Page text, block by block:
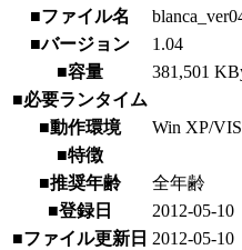
■ファイル名
■バージョン
1.04
■容量
381,501
■必要ランタイム
■動作環境
Win XP/
■特徴
■推奨年齢
全年齢
■登録日
2012-05-10
■ファイル更新日 2012-05-10